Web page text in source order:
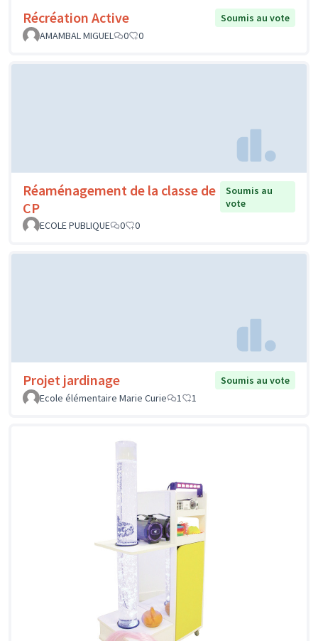
Récréation Active
Soumis au vote
AMAMBAL MIGUEL
0 0
Réaménagement de la classe de
CP
Soumis au
vote
ECOLE PUBLIQUE
0 0
Projet jardinage
Soumis au vote
Ecole élémentaire Marie Curie
1 1